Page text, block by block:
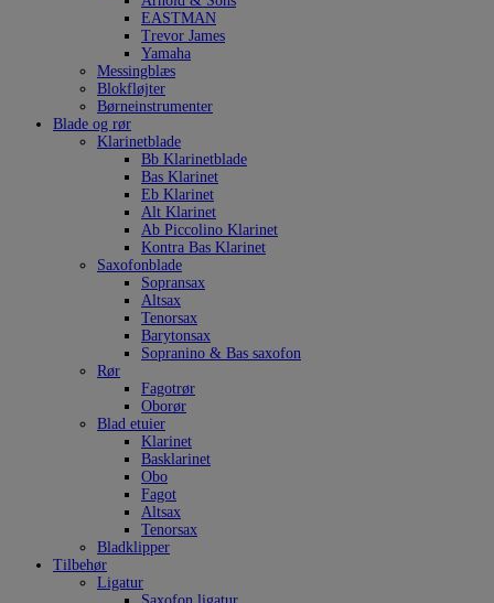
EASTMAN
Trevor James
Yamaha
Messingblæs
Blokfløjter
Børneinstrumenter
Blade og rør
Klarinetblade
Bb Klarinetblade
Bas Klarinet
Eb Klarinet
Alt Klarinet
Ab Piccolino Klarinet
Kontra Bas Klarinet
Saxofonblade
Sopransax
Altsax
Tenorsax
Barytonsax
Sopranino & Bas saxofon
Rør
Fagotrør
Oborør
Blad etuier
Klarinet
Basklarinet
Obo
Fagot
Altsax
Tenorsax
Bladklipper
Tilbehør
Ligatur